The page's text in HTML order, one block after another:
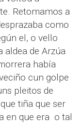
Retomamos a
como
el, o vello
aldea de Arzúa
había
cun golpe
pleitos de
tiña que ser
en que era o tal